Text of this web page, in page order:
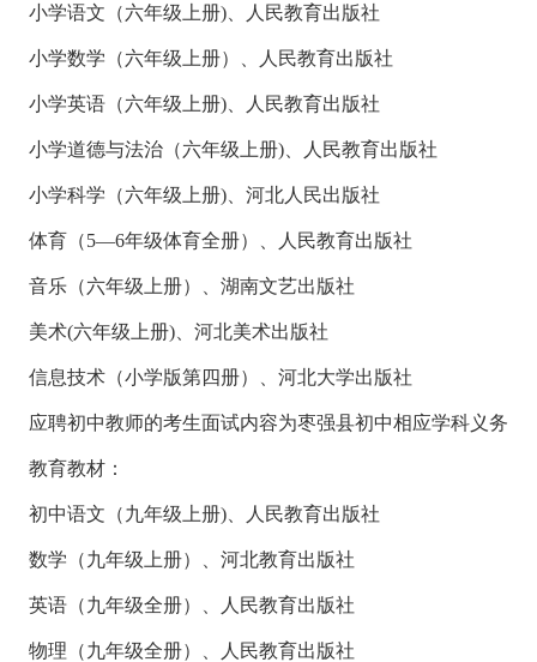
小学语文（六年级上册)、人民教育出版社
小学数学（六年级上册）、人民教育出版社
小学英语（六年级上册)、人民教育出版社
小学道德与法治（六年级上册)、人民教育出版社
小学科学（六年级上册)、河北人民出版社
体育（5—6年级体育全册）、人民教育出版社
音乐（六年级上册）、湖南文艺出版社
美术(六年级上册)、河北美术出版社
信息技术（小学版第四册）、河北大学出版社
应聘初中教师的考生面试内容为枣强县初中相应学科义务
教育教材：
初中语文（九年级上册)、人民教育出版社
数学（九年级上册）、河北教育出版社
英语（九年级全册）、人民教育出版社
物理（九年级全册）、人民教育出版社